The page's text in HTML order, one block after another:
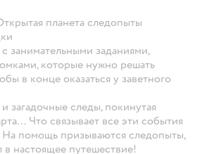
планета следопыты
занимательными заданиями,
которые нужно решать
в конце оказаться у заветного
загадочные следы, покинутая
Что связывает все эти события
На помощь призываются следопыты,
в настоящее путешествие!